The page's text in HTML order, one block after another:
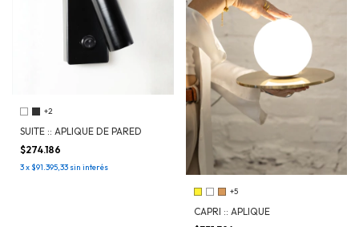
+2
SUITE :: APLIQUE DE PARED
$274.186
3x$91.395,33 sin interés
+5
CAPRI :: APLIQUE